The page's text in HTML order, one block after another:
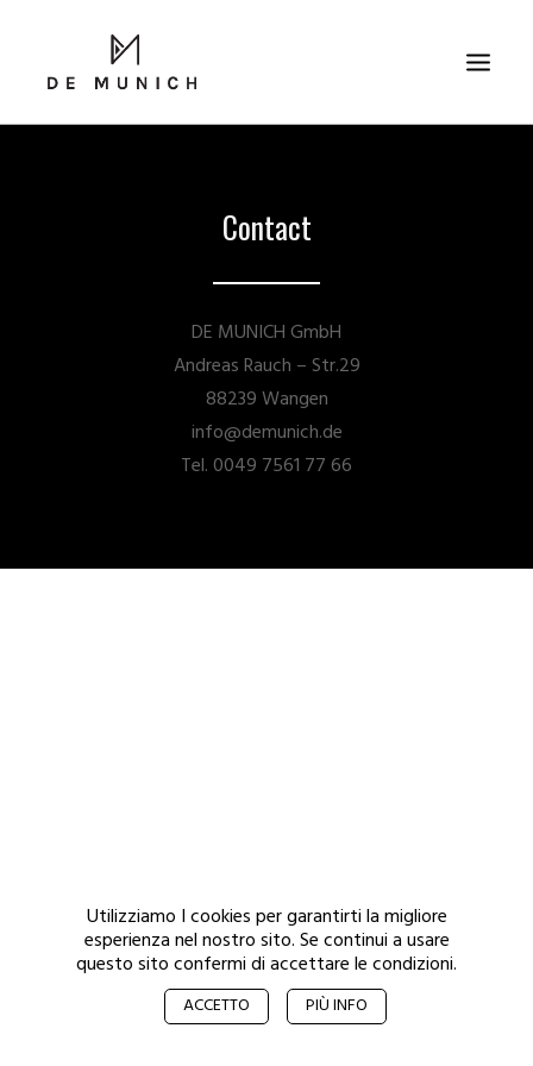
Contact
DE MUNICH GmbH
Andreas Rauch – Str.29
88239 Wangen
info@demunich.de
Tel. 0049 7561 77 66
© 2017 De Munich – All rights reserved.Privacy
Utilizziamo I cookies per garantirti la migliore
esperienza nel nostro sito. Se continui a usare
questo sito confermi di accettare le condizioni.
ACCETTO PIÙ INFO